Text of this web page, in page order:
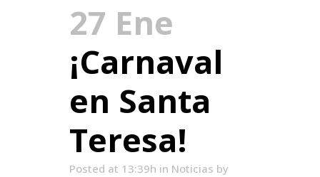
27 Ene
¡Carnaval
en Santa
Teresa!
Posted at 13:39h in Noticias by